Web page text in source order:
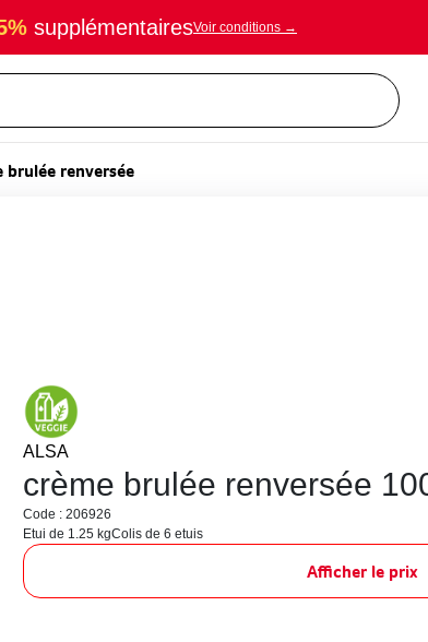
supplémentairesVoir conditions →
brulée renversée
ALSA
crème brulée renversée
Code : 206926
Etui de 1.25 kgColis de 6 etuis
Afficher le prix